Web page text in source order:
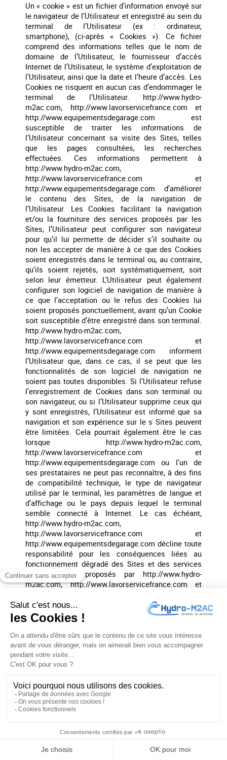
Un « cookie » est un fichier d’information envoyé sur
le navigateur de l’Utilisateur et enregistré au sein du
terminal de l’Utilisateur (ex : ordinateur,
smartphone), (ci-après « Cookies »). Ce fichier
comprend des informations telles que le nom de
domaine de l’Utilisateur, le fournisseur d’accès
Internet de l’Utilisateur, le système d’exploitation de
l’Utilisateur, ainsi que la date et l’heure d’accès. Les
Cookies ne risquent en aucun cas d’endommager le
terminal de l’Utilisateur. http://www.hydro-
m2ac.com, http://www.lavorservicefrance.com et
http://www.equipementsdegarage.com est
susceptible de traiter les informations de
l’Utilisateur concernant sa visite des Sites, telles
que les pages consultées, les recherches
effectuées. Ces informations permettent à
http://www.hydro-m2ac.com,
http://www.lavorservicefrance.com et
http://www.equipementsdegarage.com d’améliorer
le contenu des Sites, de la navigation de
l’Utilisateur. Les Cookies facilitant la navigation
et/ou la fourniture des services proposés par les
Sites, l’Utilisateur peut configurer son navigateur
pour qu’il lui permette de décider s’il souhaite ou
non les accepter de manière à ce que des Cookies
soient enregistrés dans le terminal ou, au contraire,
qu’ils soient rejetés, soit systématiquement, soit
selon leur émetteur. L’Utilisateur peut également
configurer son logiciel de navigation de manière à
ce que l’acceptation ou le refus des Cookies lui
soient proposés ponctuellement, avant qu’un Cookie
soit susceptible d’être enregistré dans son terminal.
http://www.hydro-m2ac.com,
http://www.lavorservicefrance.com et
http://www.equipementsdegarage.com informent
l’Utilisateur que, dans ce cas, il se peut que les
fonctionnalités de son logiciel de navigation ne
soient pas toutes disponibles. Si l’Utilisateur refuse
l’enregistrement de Cookies dans son terminal ou
son navigateur, ou si l’Utilisateur supprime ceux qui
y sont enregistrés, l’Utilisateur est informé que sa
navigation et son expérience sur le s Sites peuvent
être limitées. Cela pourrait également être le cas
lorsque http://www.hydro-m2ac.com,
http://www.lavorservicefrance.com et
http://www.equipementsdegarage.com ou l’un de
ses prestataires ne peut pas reconnaître, à des fins
de compatibilité technique, le type de navigateur
utilisé par le terminal, les paramètres de langue et
d’affichage ou le pays depuis lequel le terminal
semble connecté à Internet. Le cas échéant,
http://www.hydro-m2ac.com,
http://www.lavorservicefrance.com et
http://www.equipementsdegarage.com décline toute
responsabilité pour les conséquences liées au
fonctionnement dégradé des Sites et des services
éventuellement proposés par http://www.hydro-
m2ac.com, http://www.lavorservicefrance.com et
du refus de Cookies par l’Utilisateur (ii) de
l’impossibilité pour http://www.hydro-m2ac.com
d’enregistrer ou de consulter les Cookies
nécessaires à leur fonctionnement du fait du choix
de l’Utilisateur. Pour la gestion des Cookies et des
choix de l’Utilisateur, la configuration de chaque
navigateur est différente. Elle est décrite dans le
de quelle manière l’Utilisateur peut modifier ses
souhaits en matière de Cookies. À tout moment,
l’Utilisateur peut faire le choix d’exprimer et de
http://www.lavorservicefrance.com et
http://www.equipementsdegarage.com pourront en
outre faire appel aux services de prestataires